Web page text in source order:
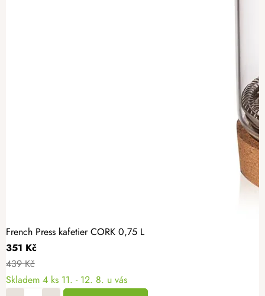
French Press kafetier CORK 0,75 L
351 Kč
439 Kč
Skladem 4 ks 11. - 12. 8. u vás